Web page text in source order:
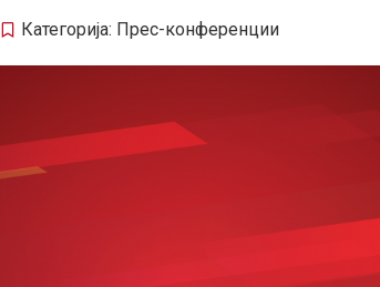
Категорија: Прес-конференции